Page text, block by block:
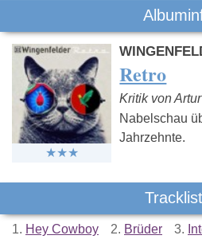
Retro
Kritik von
Nabelschau
Jahrzehnte.
1. Hey Cowboy 2. Brüder 3.